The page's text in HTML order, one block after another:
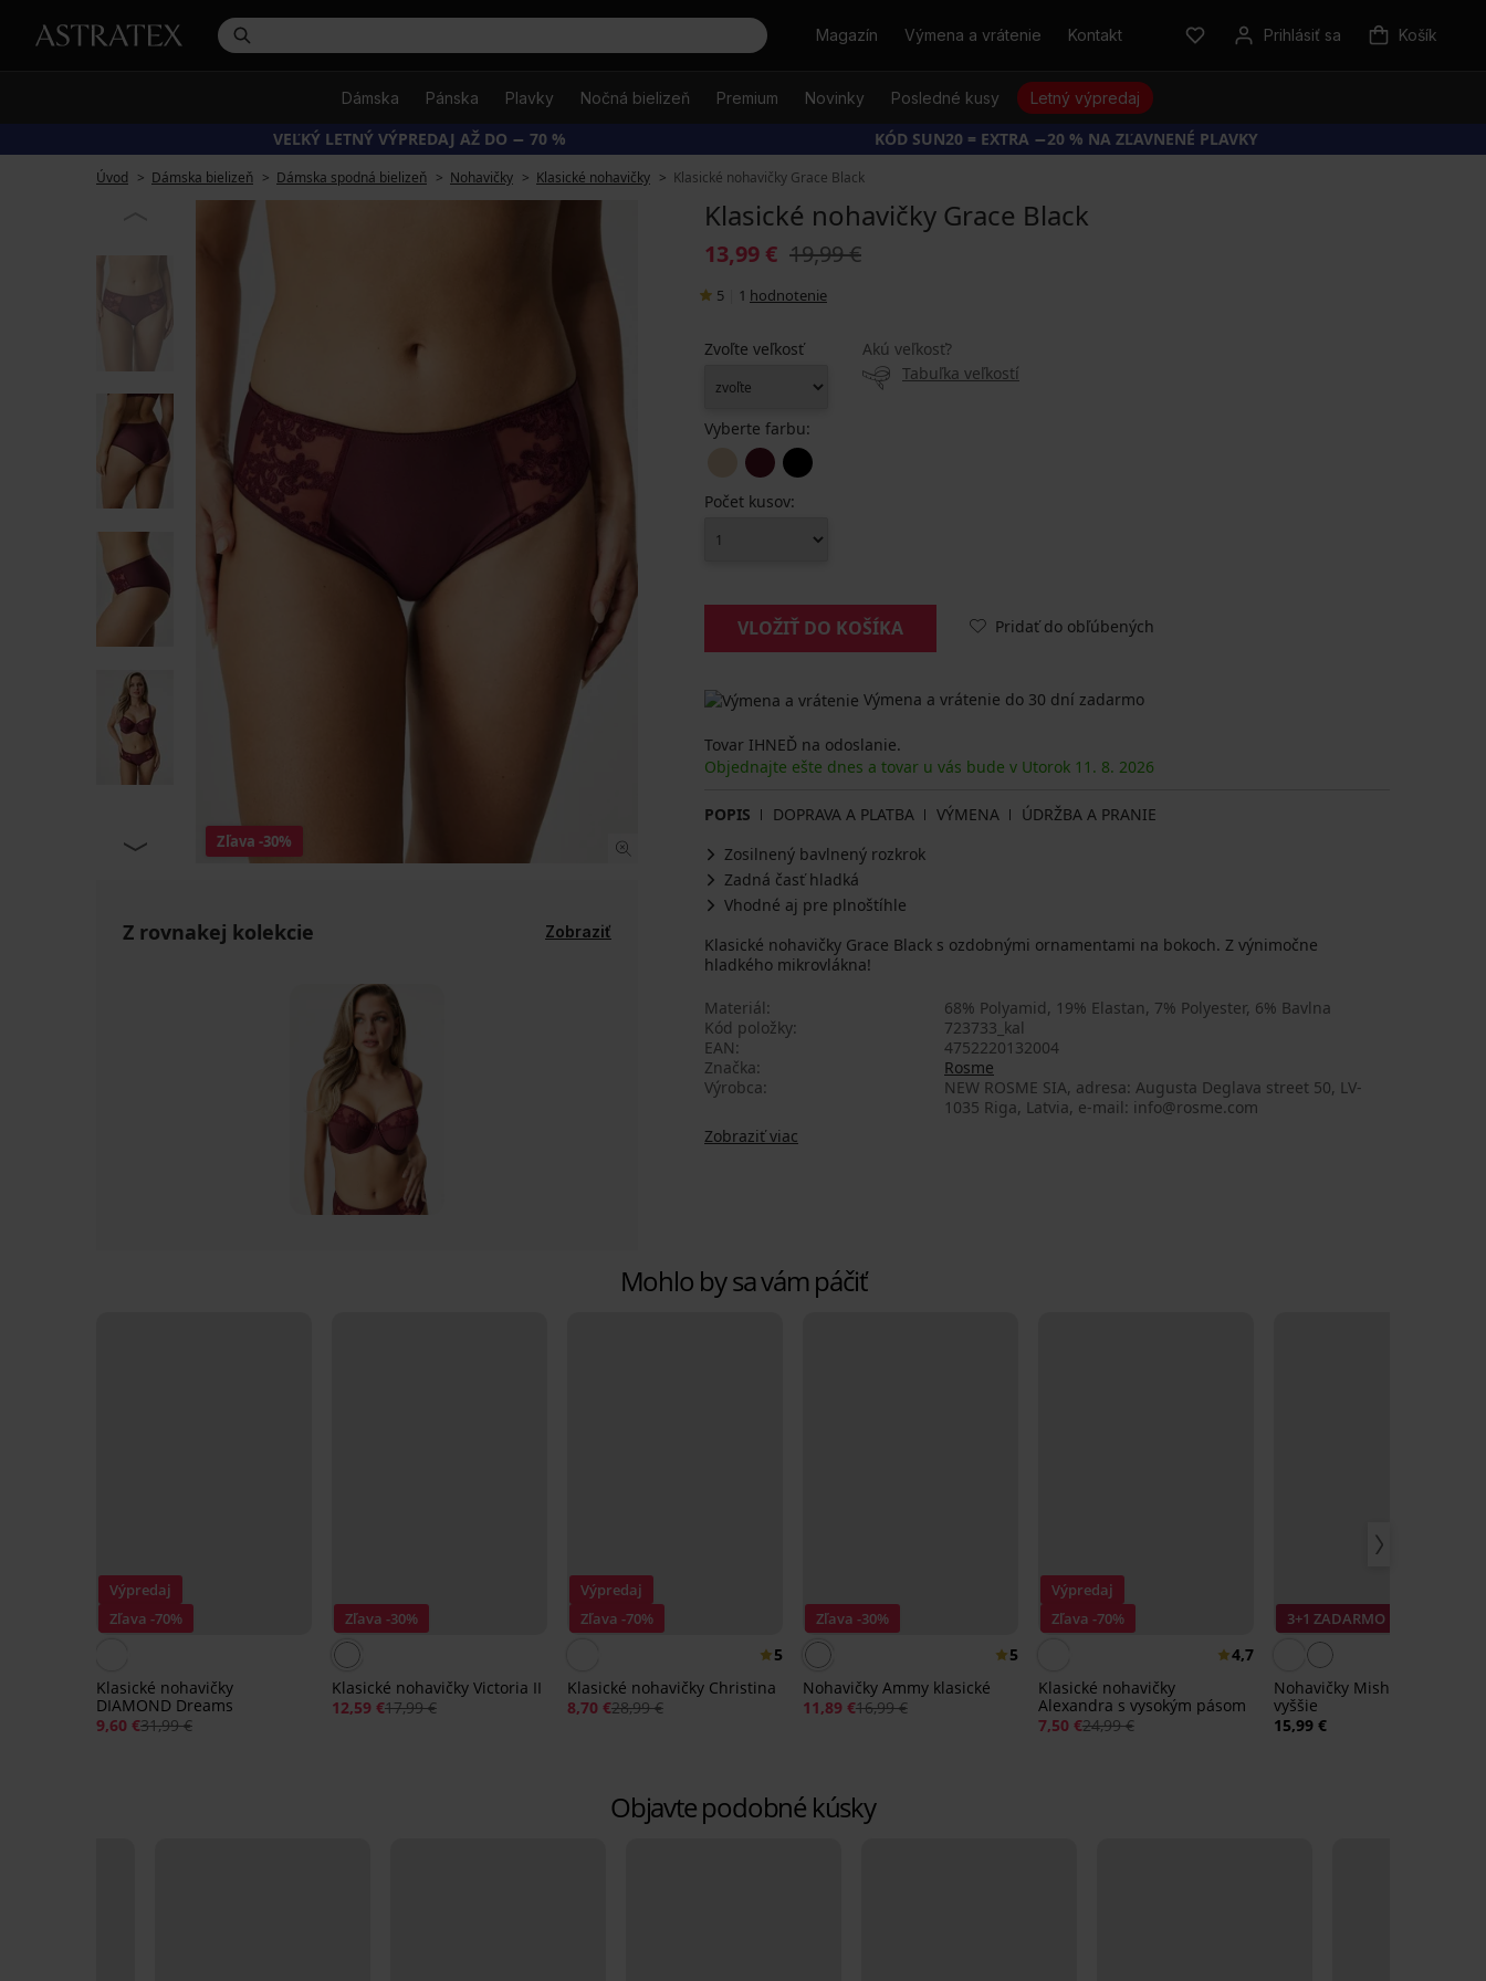
HľadaťMagazín Výmena a vrátenie Kontakt Prihlásiť sa Košík
Dámska Pánska Plavky Nočná bielizeň Premium Novinky Posledné kusy Letný výpredaj
VEĽKÝ LETNÝ VÝPREDAJ AŽ DO − 70 % KÓD SUN20 = EXTRA −20 % NA ZĽAVNENÉ PLAVKY
Úvod Dámska bielizeň Dámska spodná bielizeň Nohavičky Klasické nohavičky Klasické nohavičky Grace Black
Zľava -30%
Z rovnakej kolekcie Zobraziť
Klasické nohavičky Grace Black
13,99 € 19,99 €
5 1 hodnotenie
Zvoľte veľkosť
Akú veľkosť?
Tabuľka veľkostí
Vyberte farbu:
Počet kusov:
VLOŽIŤ DO KOŠÍKA Pridať do obľúbených
Výmena a vrátenie do 30 dní zadarmo
Tovar IHNEĎ na odoslanie.
Objednajte ešte dnes a tovar u vás bude v Utorok 11. 8. 2026
POPIS DOPRAVA A PLATBA VÝMENA
ÚDRŽBA A PRANIE
Zosilnený bavlnený rozkrok
Zadná časť hladká
Vhodné aj pre plnoštíhle
Klasické nohavičky Grace Black s ozdobnými ornamentami na bokoch. Z výnimočne
hladkého mikrovlákna!
Materiál
68% Polyamid, 19% Elastan, 7% Polyester, 6% Bavlna
Kód položky
723733_kal
EAN
4752220132004
Značka
Rosme
Výrobca
NEW ROSME SIA, adresa: Augusta Deglava street 50, LV-
1035 Riga, Latvia, e-mail: info@rosme.com
Zobraziť viac
Mohlo by sa vám páčiť
Výpredaj
Zľava -70%
Klasické nohavičky
DIAMOND Dreams
9,60 €31,99 €
Zľava -30%
Klasické nohavičky Victoria II
12,59 €17,99 €
Výpredaj
Zľava -70%
5
Klasické nohavičky Christina
8,70 €28,99 €
Zľava -30%
5
Nohavičky Ammy klasické
11,89 €16,99 €
Výpredaj
Zľava -70%
4,7
Klasické nohavičky
Alexandra s vysokým pásom
7,50 €24,99 €
3+1 ZADARMO
Nohavičky Misha klasické
vyššie
15,99 €
Objavte podobné kúsky